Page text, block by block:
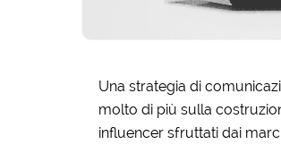
Una strategia di
molto di più sulla
influencer sfruttati dai